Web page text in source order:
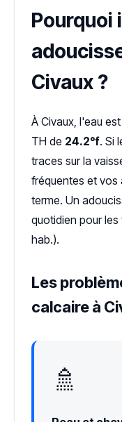
Pourquoi
Civaux ?
À Civaux, l'eau est
TH de 24.2°f. Si
traces sur la
fréquentes et vos
terme. Un
quotidien pour les
hab.).
Les
calcaire à
🚿